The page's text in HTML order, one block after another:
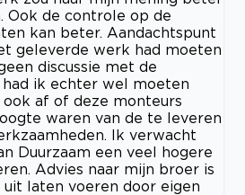
Ook de controle op de
kan beter. Aandachtspunt
geleverde werk had moeten
discussie met de
ik echter wel moeten
af of deze monteurs
waren van de te leveren
Ik verwacht
Duurzaam een veel hogere
Advies naar mijn broer is
laten voeren door eigen